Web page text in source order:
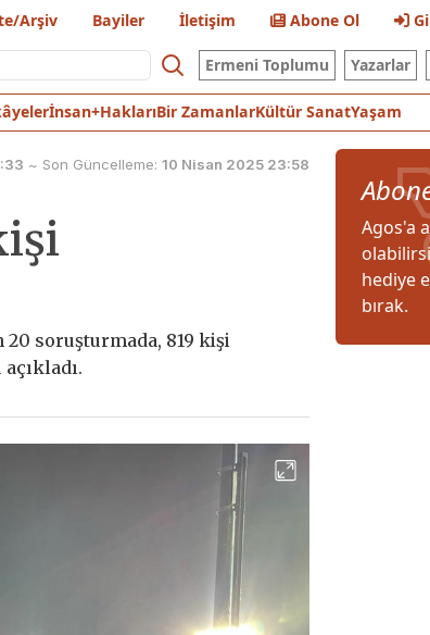
Arşiv Bayiler İletişim Abone Ol
Ermeni Toplumu Yazarlar
İnsan+HaklarıBir ZamanlarKültür SanatYaşam
~ Son Güncelleme: 10 Nisan 2025 23:58
soruşturmada, 819 kişi
Agos'a
hediye
bırak.